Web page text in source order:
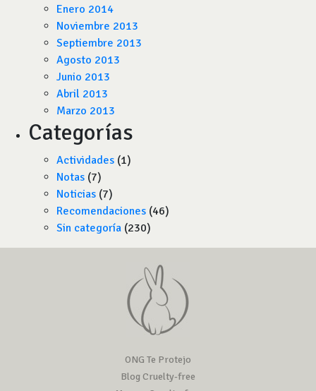
Enero 2014
Noviembre 2013
Septiembre 2013
Agosto 2013
Junio 2013
Abril 2013
Marzo 2013
Categorías
Actividades (1)
Notas (7)
Noticias (7)
Recomendaciones (46)
Sin categoría (230)
ONG Te Protejo
Blog Cruelty-free